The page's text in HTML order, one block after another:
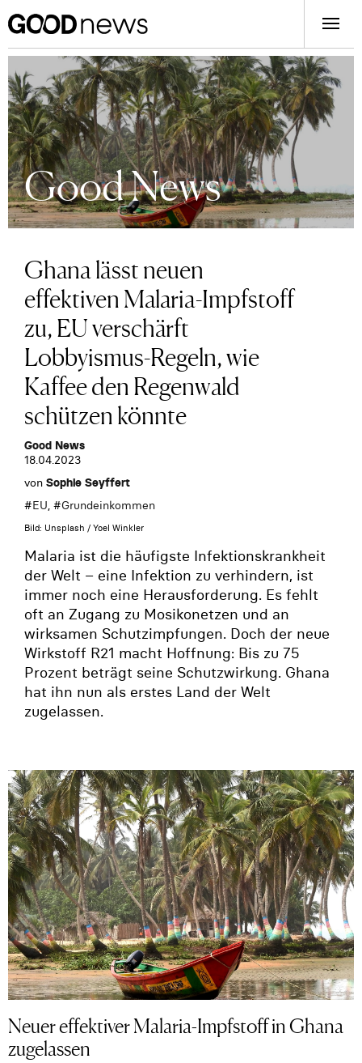
Good News
Ghana lässt neuen
effektiven Malaria-Impfstoff
zu, EU verschärft
Lobbyismus-Regeln, wie
Kaffee den Regenwald
schützen könnte
Good News
18.04.2023
von Sophie Seyffert
#EU, #Grundeinkommen
Bild: Unsplash / Yoel Winkler
Malaria ist die häufigste Infektionskrankheit
der Welt – eine Infektion zu verhindern, ist
immer noch eine Herausforderung. Es fehlt
oft an Zugang zu Mosikonetzen und an
wirksamen Schutzimpfungen. Doch der neue
Wirkstoff R21 macht Hoffnung: Bis zu 75
Prozent beträgt seine Schutzwirkung. Ghana
hat ihn nun als erstes Land der Welt
zugelassen.
Neuer effektiver Malaria-Impfstoff in Ghana
zugelassen